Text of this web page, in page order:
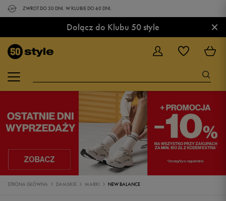
ZWROT DO 30 DNI. W KLUBIE DO 60 DNI.
Dołącz do Klubu 50 style ×
STRONA GŁÓWNA DAMSKIE MARKI NEW BALANCE